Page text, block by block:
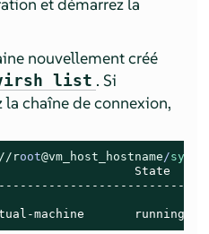
et démarrez la
nouvellement créé
list . Si
la chaîne de connexion,
//root@vm_host_hostname/
State
machine       running